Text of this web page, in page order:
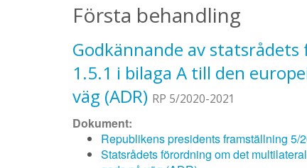
Första behandling
Godkännande av
1.5.1 i bilaga A till den
väg (ADR) RP 5/2020-2021
Dokument:
Republikens presidents framställning 5/
Statsrådets förordning om det